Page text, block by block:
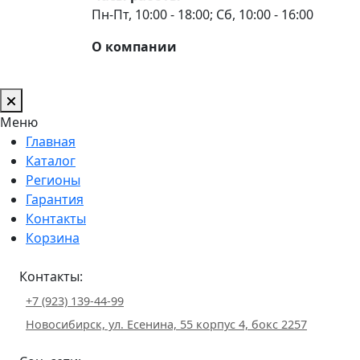
Пн-Пт, 10:00 - 18:00; Сб, 10:00 - 16:00
О компании
Меню
Главная
Каталог
Регионы
Гарантия
Контакты
Корзина
Контакты:
+7 (923) 139-44-99
Новосибирск, ул. Есенина, 55 корпус 4, бокс 2257